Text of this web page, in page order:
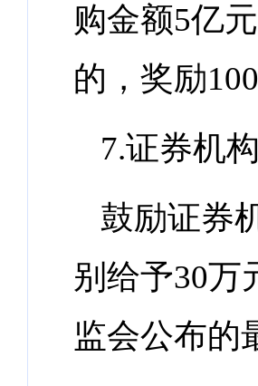
购金额5亿
的，奖励
7.证券机
鼓励证券
别给予30万
监会公布的